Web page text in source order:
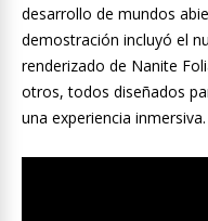
desarrollo de mundos
demostración incluyó el
renderizado de Nanite
otros, todos diseñados
una experiencia inmersiva.